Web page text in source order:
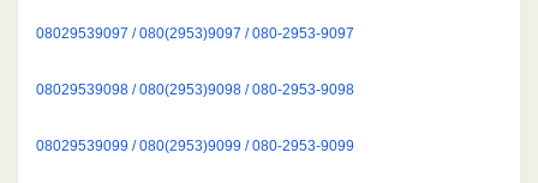
08029539097 / 080(2953)9097 / 080-2953-9097
08029539098 / 080(2953)9098 / 080-2953-9098
08029539099 / 080(2953)9099 / 080-2953-9099